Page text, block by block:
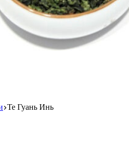
Те Гуань Инь